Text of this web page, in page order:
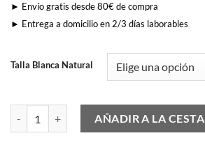
► Envío gratis desde 80€ de compra
► Entrega a domicilio en 2/3 días laborables
Talla Blanca Natural
Deprisa Deprisa cantidadAÑADIR A LA CESTA